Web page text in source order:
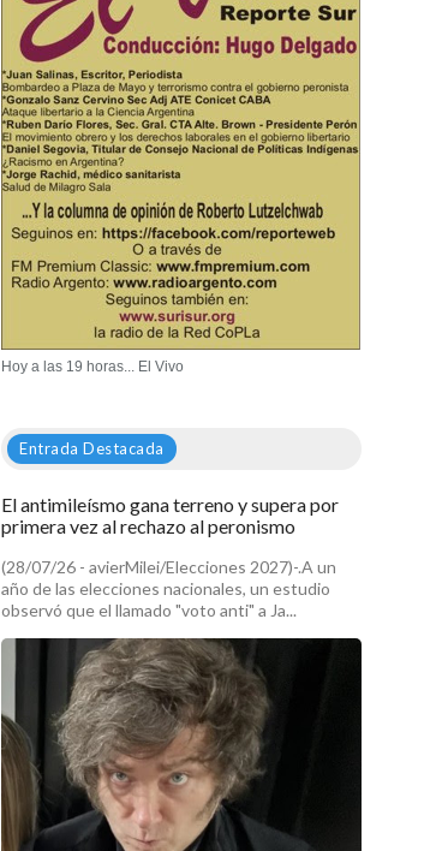
Hoy a las 19 horas... El Vivo
Entrada Destacada
El antimileísmo gana terreno y supera por
primera vez al rechazo al peronismo
(28/07/26 - avierMilei/Elecciones 2027)-.A un
año de las elecciones nacionales, un estudio
observó que el llamado "voto anti" a Ja...